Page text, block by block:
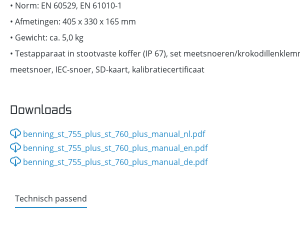
• Norm: EN 60529, EN 61010-1
• Afmetingen: 405 x 330 x 165 mm
• Gewicht: ca. 5,0 kg
• Testapparaat in stootvaste koffer (IP 67), set meetsnoeren/
meetsnoer, IEC-snoer, SD-kaart, kalibratiecertificaat
Downloads
benning_st_755_plus_st_760_plus_manual_nl.pdf
benning_st_755_plus_st_760_plus_manual_en.pdf
benning_st_755_plus_st_760_plus_manual_de.pdf
Technisch passend